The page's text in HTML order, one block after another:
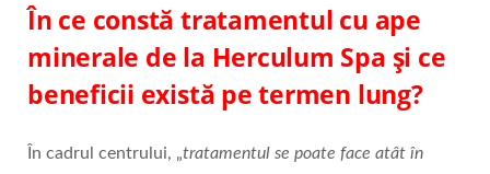
În ce constă tratamentul cu ape
minerale de la Herculum Spa și ce
beneficii există pe termen lung?
În cadrul centrului, „tratamentul se poate face atât în